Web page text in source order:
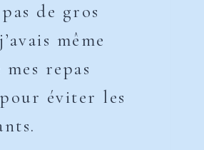
de gros
même
repas
éviter les